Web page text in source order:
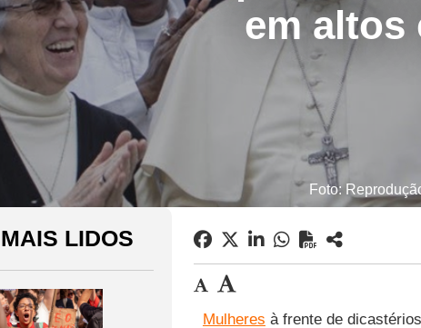
em altos
Foto:
MAIS LIDOS
Mulheres à frente de